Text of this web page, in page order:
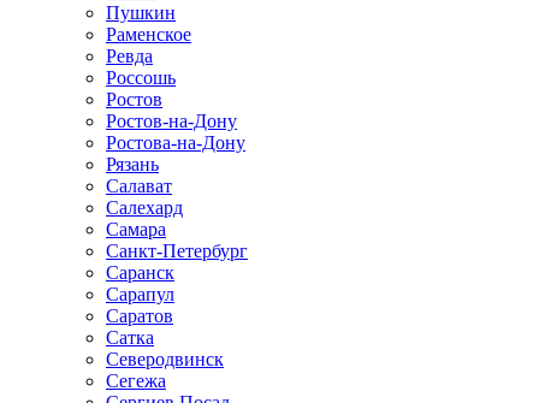
Пушкин
Раменское
Ревда
Россошь
Ростов
Ростов-на-Дону
Ростова-на-Дону
Рязань
Салават
Салехард
Самара
Санкт-Петербург
Саранск
Сарапул
Саратов
Сатка
Северодвинск
Сегежа